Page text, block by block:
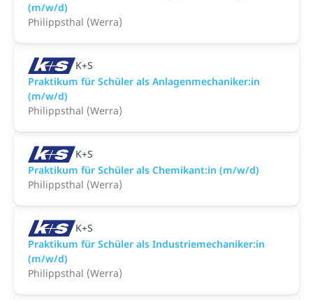
(m/w/d)
Philippsthal (Werra)
K+S
Praktikum für Schüler als Anlagenmechaniker:in
(m/w/d)
Philippsthal (Werra)
K+S
Praktikum für Schüler als Chemikant:in (m/w/d)
Philippsthal (Werra)
K+S
Praktikum für Schüler als Industriemechaniker:in
(m/w/d)
Philippsthal (Werra)